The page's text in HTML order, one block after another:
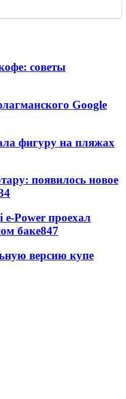
советы
Google
фигуру на пляжах
появилось новое
Power проехал
баке847
версию купе